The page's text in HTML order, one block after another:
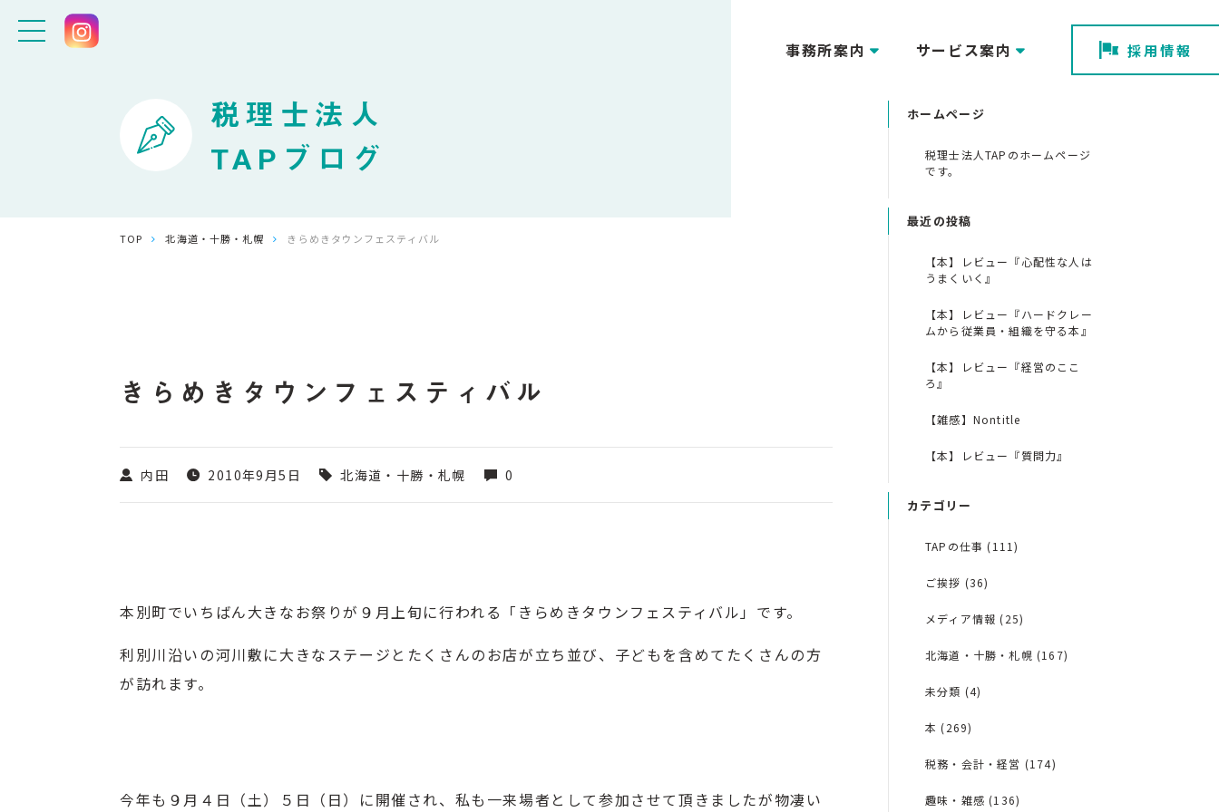
事務所案内 サービス案内 採用情報
税理士法人
TAPブログ
TOP 北海道・十勝・札幌 きらめきタウンフェスティバル
きらめきタウンフェスティバル
内田 2010年9月5日 北海道・十勝・札幌 0
本別町でいちばん大きなお祭りが９月上旬に行われる「 きらめきタウンフェスティバル」です。
利別川沿いの河川敷に大きなステージとたくさんのお店が立ち並び、子どもを含めてたくさんの方
が訪れます。
今年も９月４日（土）５日（日）に開催され、私も一来場者として参加させて頂きましたが物凄い
ホームページ
税理士法人TAPのホームページ
です。
最近の投稿
【本】レビュー『心配性な人は
うまくいく』
【本】レビュー『ハードクレー
ムから従業員・組織を守る本』
【本】レビュー『経営のここ
ろ』
【雑感】Nontitle
【本】レビュー『質問力』
カテゴリー
TAPの仕事 (111)
ご挨拶 (36)
メディア情報 (25)
北海道・十勝・札幌 (167)
未分類 (4)
本 (269)
税務・会計・経営 (174)
趣味・雑感 (136)